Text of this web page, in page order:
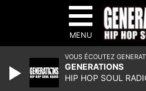
MENU
VOUS ÉCOUTEZ
GENERATIONS
HIP HOP SOUL